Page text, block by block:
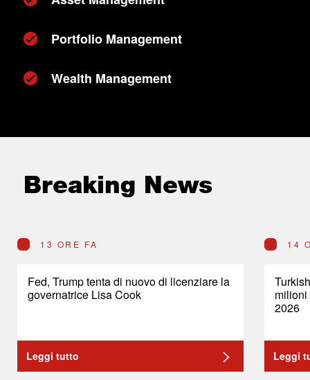
Portfolio Management
Wealth Management
Breaking News
13 ORE FA
Fed, Trump tenta di nuovo di licenziare la
governatrice Lisa Cook
Leggi tutto
14
2026
Leggi